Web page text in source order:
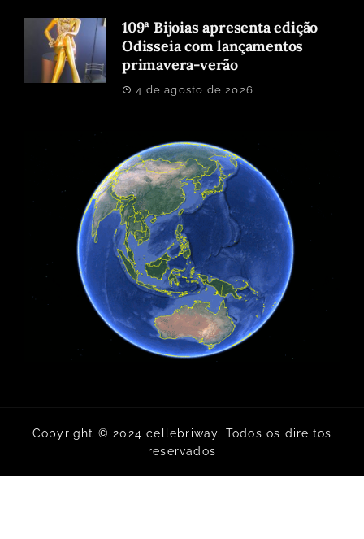
109ª Bijoias apresenta edição
Odisseia com lançamentos
primavera-verão
4 de agosto de 2026
Copyright © 2024 cellebriway. Todos os direitos
reservados